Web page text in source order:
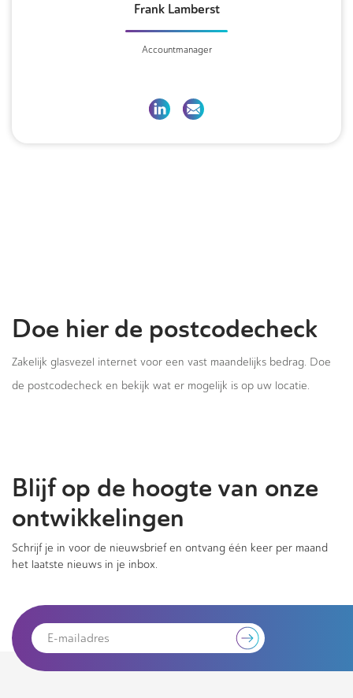
Frank Lamberst
Accountmanager
Doe hier de postcodecheck
Zakelijk glasvezel internet voor een vast maandelijks bedrag. Doe
de postcodecheck en bekijk wat er mogelijk is op uw locatie.
Blijf op de hoogte van onze
ontwikkelingen
Schrijf je in voor de nieuwsbrief en ontvang één keer per maand
het laatste nieuws in je inbox.